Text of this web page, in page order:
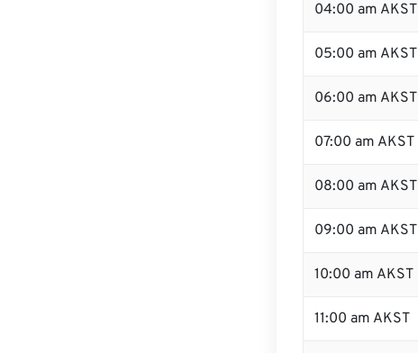
04:00 am AKST
05:00 am AKST
06:00 am AKST
07:00 am AKST
08:00 am AKST
09:00 am AKST
10:00 am AKST
11:00 am AKST